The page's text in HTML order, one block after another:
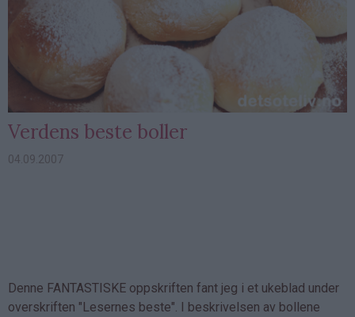
Verdens beste boller
04.09.2007
Denne FANTASTISKE oppskriften fant jeg i et ukeblad under
overskriften "Lesernes beste". I beskrivelsen av bollene